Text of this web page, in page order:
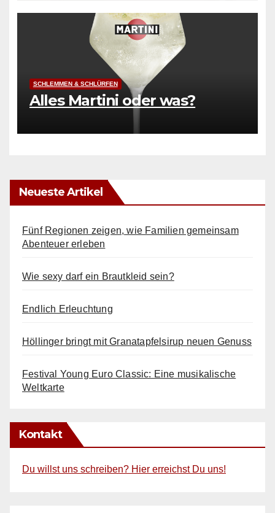
SCHLEMMEN & SCHLÜRFEN
Alles Martini oder was?
Neueste Artikel
Fünf Regionen zeigen, wie Familien gemeinsam
Abenteuer erleben
Wie sexy darf ein Brautkleid sein?
Endlich Erleuchtung
Höllinger bringt mit Granatapfelsirup neuen Genuss
Festival Young Euro Classic: Eine musikalische
Weltkarte
Kontakt
Du willst uns schreiben? Hier erreichst Du uns!